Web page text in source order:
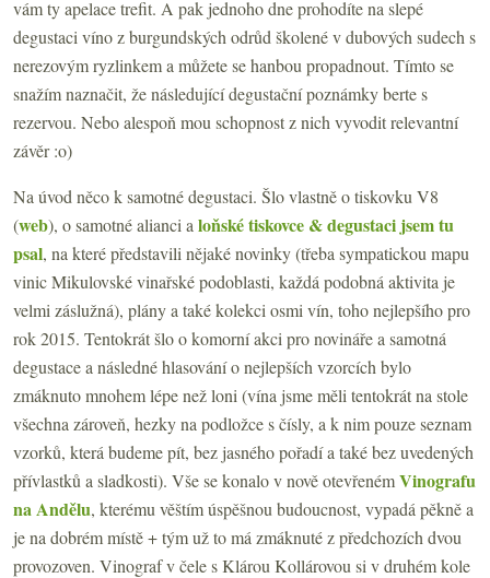
vám ty apelace trefit. A pak jednoho dne prohodíte na slepé
degustaci víno z burgundských odrůd školené v dubových sudech s
nerezovým ryzlinkem a můžete se hanbou propadnout. Tímto se
snažím naznačit, že následující degustační poznámky berte s
rezervou. Nebo alespoň mou schopnost z nich vyvodit relevantní
závěr :o)
Na úvod něco k samotné degustaci. Šlo vlastně o tiskovku V8
(web), o samotné alianci a loňské tiskovce & degustaci jsem tu
psal, na které představili nějaké novinky (třeba sympatickou mapu
vinic Mikulovské vinařské podoblasti, každá podobná aktivita je
velmi záslužná), plány a také kolekci osmi vín, toho nejlepšího pro
rok 2015. Tentokrát šlo o komorní akci pro novináře a samotná
degustace a následné hlasování o nejlepších vzorcích bylo
zmáknuto mnohem lépe než loni (vína jsme měli tentokrát na stole
všechna zároveň, hezky na podložce s čísly, a k nim pouze seznam
vzorků, která budeme pít, bez jasného pořadí a také bez uvedených
přívlastků a sladkosti). Vše se konalo v nově otevřenémVinografu
na Andělu, kterému věštím úspěšnou budoucnost, vypadá pěkně a
je na dobrém místě + tým už to má zmáknuté z předchozích dvou
provozoven. Vinograf v čele s Klárou Kollárovou si v druhém kole